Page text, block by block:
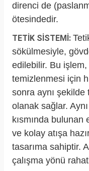
direnci de
ötesindedir.
TETİK SİSTEMİ:
sökülmesiyle,
edilebilir. Bu
temizlenmesi için
sonra aynı şekilde
olanak sağlar.
kısmında
ve kolay atışa
tasarıma sahiptir.
çalışma yönü